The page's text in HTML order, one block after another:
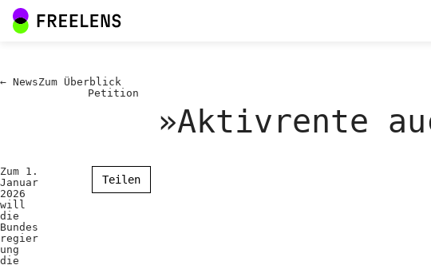
← NewsZum Überblick
Petition
»Aktivrente
Zum 1.
Januar
2026
will
die
Bundes
regier
ung
die
Teilen